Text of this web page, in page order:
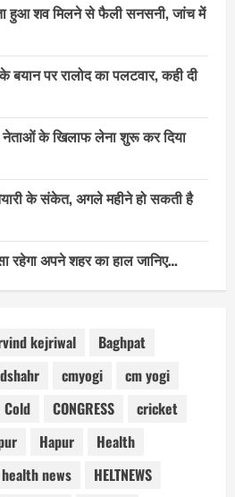
हुआ शव मिलने से फैली सनसनी, जांच में
बयान पर रालोद का पलटवार, कही दी
नेताओं के खिलाफ लेना शुरू कर दिया
के संकेत, अगले महीने हो सकती है
रहेगा अपने शहर का हाल जानिए…
kejriwal
Baghpat
cmyogi
cm yogi
Cold CONGRESS
cricket
Hapur
Health
health news
HELTNEWS